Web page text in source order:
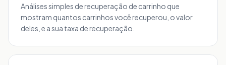
Análises simples de recuperação de carrinho que
mostram quantos carrinhos você recuperou, o valor
deles, e a sua taxa de recuperação.